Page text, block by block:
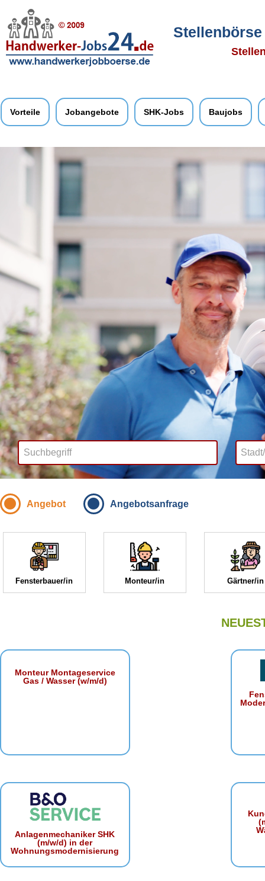
Vorteile Jobangebote SHK-Jobs Baujobs
Angebot Angebotsanfrage
Fensterbauer/in Monteur/in Gärtner/in
Monteur Montageservice
Gas / Wasser (w/m/d)
Anlagenmechaniker SHK
(m/w/d) in der
Wohnungsmodernisierung